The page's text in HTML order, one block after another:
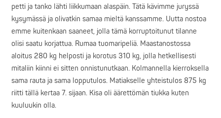
petti ja tanko lähti liikkumaan alaspäin. Tätä kävimme juryssä
kysymässä ja olivatkin samaa mieltä kanssamme. Uutta nostoa
emme kuitenkaan saaneet, jolla tämä korruptoitunut tilanne
olisi saatu korjattua. Rumaa tuomaripeliä. Maastanostossa
aloitus 280 kg helposti ja korotus 310 kg, jolla hetkellisesti
mitaliin kiinni ei sitten onnistunutkaan. Kolmannella kierroksella
sama rauta ja sama lopputulos. Matiakselle yhteistulos 875 kg
riitti tällä kertaa 7. sijaan. Kisa oli äärettömän tiukka kuten
kuuluukin olla.